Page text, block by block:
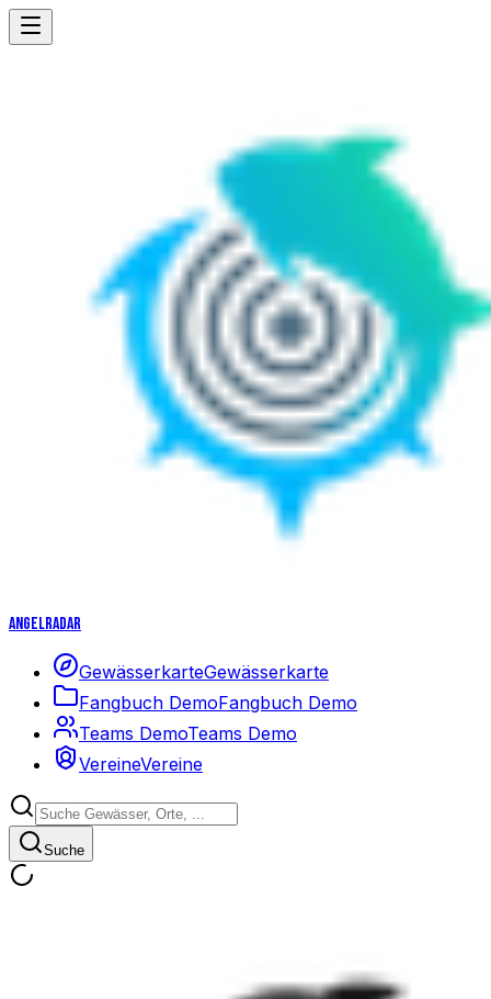
Angelradar
GewässerkarteGewässerkarte
Fangbuch DemoFangbuch Demo
Teams DemoTeams Demo
VereineVereine
Suche